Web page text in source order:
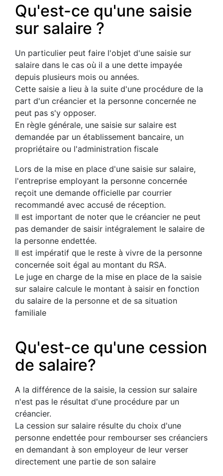
Qu'est-ce qu'une saisie
sur salaire ?
Un particulier peut faire l'objet d'une saisie sur
salaire dans le cas où il a une dette impayée
depuis plusieurs mois ou années.
Cette saisie a lieu à la suite d'une procédure de la
part d'un créancier et la personne concernée ne
peut pas s'y opposer.
En règle générale, une saisie sur salaire est
demandée par un établissement bancaire, un
propriétaire ou l'administration fiscale
Lors de la mise en place d'une saisie sur salaire,
l'entreprise employant la personne concernée
reçoit une demande officielle par courrier
recommandé avec accusé de réception.
Il est important de noter que le créancier ne peut
pas demander de saisir intégralement le salaire de
la personne endettée.
Il est impératif que le reste à vivre de la personne
concernée soit égal au montant du RSA.
Le juge en charge de la mise en place de la saisie
sur salaire calcule le montant à saisir en fonction
du salaire de la personne et de sa situation
familiale
Qu'est-ce qu'une cession
de salaire?
A la différence de la saisie, la cession sur salaire
n'est pas le résultat d'une procédure par un
créancier.
La cession sur salaire résulte du choix d'une
personne endettée pour rembourser ses créanciers
en demandant à son employeur de leur verser
directement une partie de son salaire